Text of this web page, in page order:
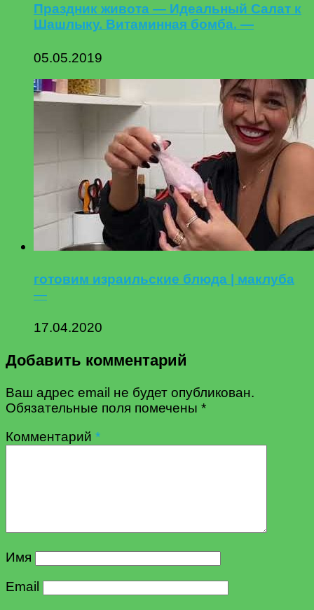
Праздник живота — Идеальный Салат к
Шашлыку. Витаминная бомба. —
05.05.2019
готовим израильские блюда | маклуба
—
17.04.2020
Добавить комментарий
Ваш адрес email не будет опубликован.
Обязательные поля помечены *
Комментарий *
Имя
Email